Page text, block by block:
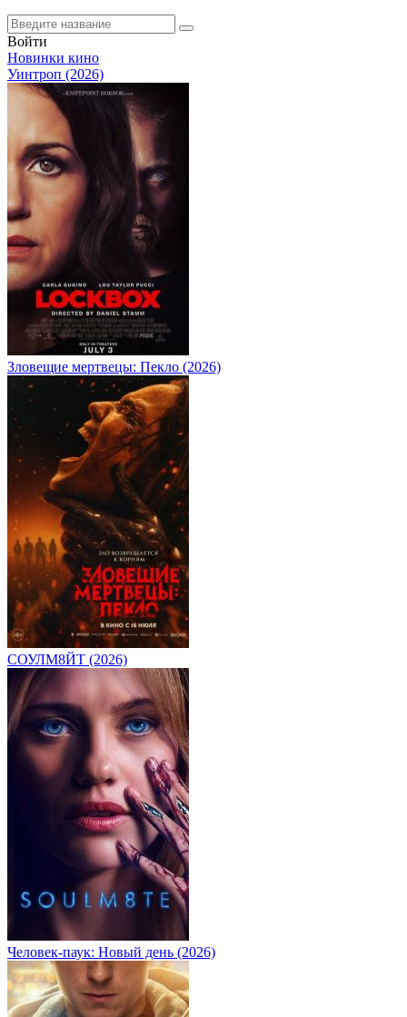
Войти
Новинки кино
Уинтроп (2026)
Зловещие мертвецы: Пекло (2026)
СОУЛМ8ЙТ (2026)
Человек-паук: Новый день (2026)